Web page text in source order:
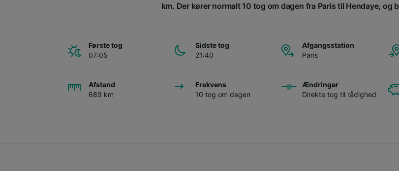
km. Der kører normalt 10 tog om dagen fra Paris til Hendaye, og
Første tog
07:05
Sidste tog
21:40
Afgangsstation
Paris
Afstand
689 km
Frekvens
10 tog om dagen
Ændringer
Direkte tog til rådighed